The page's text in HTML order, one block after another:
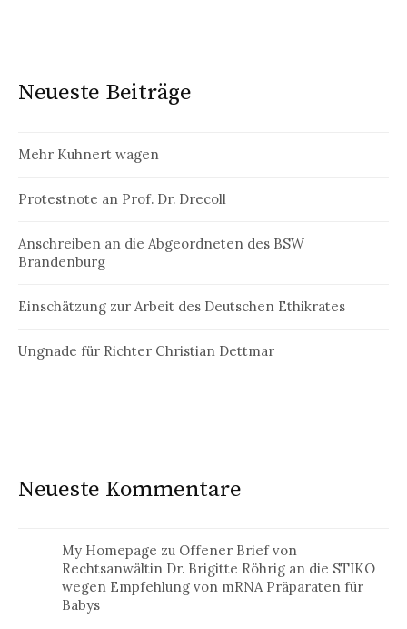
Neueste Beiträge
Mehr Kuhnert wagen
Protestnote an Prof. Dr. Drecoll
Anschreiben an die Abgeordneten des BSW
Brandenburg
Einschätzung zur Arbeit des Deutschen Ethikrates
Ungnade für Richter Christian Dettmar
Neueste Kommentare
My Homepage zu Offener Brief von
Rechtsanwältin Dr. Brigitte Röhrig an die STIKO
wegen Empfehlung von mRNA Präparaten für
Babys